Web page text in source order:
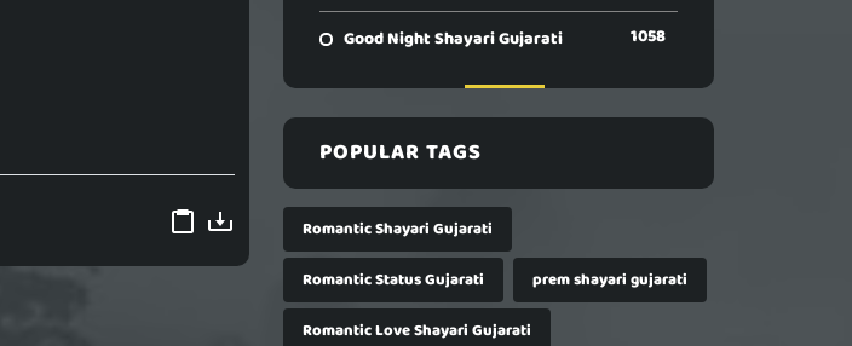
Good Night Shayari Gujarati 1058
POPULAR TAGS
Romantic Shayari Gujarati
Romantic Status Gujarati
prem shayari gujarati
Romantic Love Shayari Gujarati